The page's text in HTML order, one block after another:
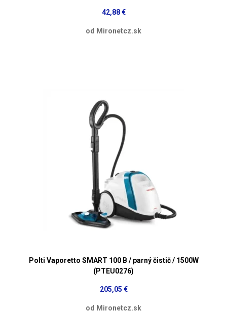
42,88 €
od Mironetcz.sk
Polti Vaporetto SMART 100 B / parný čistič / 1500W
(PTEU0276)
205,05 €
od Mironetcz.sk